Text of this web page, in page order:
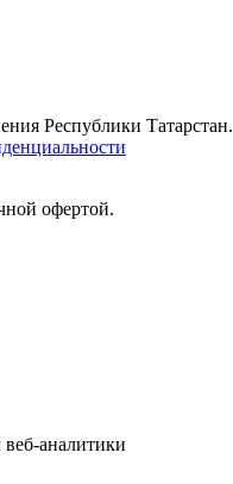
Республики Татарстан.
офертой.
аналитики